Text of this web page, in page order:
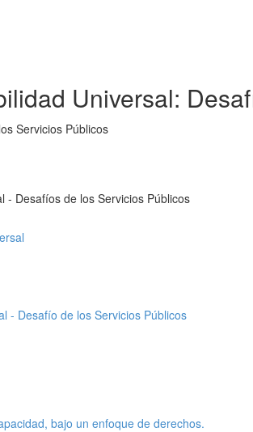
Universal:
Servicios Públicos
- Desafíos de los Servicios Públicos
- Desafío de los Servicios Públicos
bajo un enfoque de derechos.